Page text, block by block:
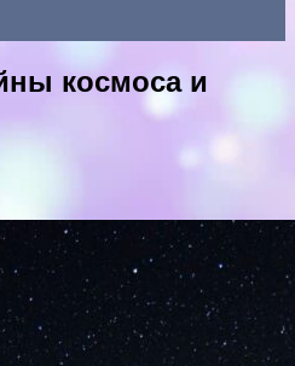
космоса и